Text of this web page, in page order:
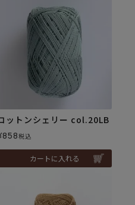
ットンシェリー col.20LB
858税込
カートに入れる